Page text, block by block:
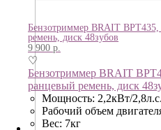
Бензотриммер BRAIT
ремень, диск 48зубов
9 900 р.
♡
Бензотриммер BRAIT
ранцевый ремень, диск
Мощность: 2,2кВт/2,8л.с.
Рабочий объем
Вес: 7кг